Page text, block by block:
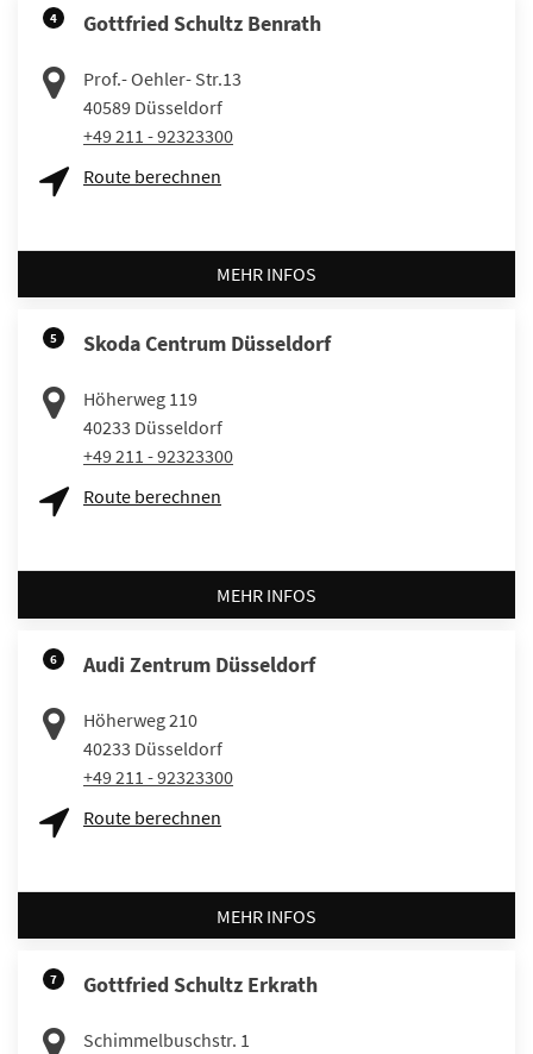
4 Gottfried Schultz Benrath
Prof.- Oehler- Str.13
40589 Düsseldorf
+49 211 - 92323300
Route berechnen
MEHR INFOS
5 Skoda Centrum Düsseldorf
Höherweg 119
40233 Düsseldorf
+49 211 - 92323300
Route berechnen
MEHR INFOS
6 Audi Zentrum Düsseldorf
Höherweg 210
40233 Düsseldorf
+49 211 - 92323300
Route berechnen
MEHR INFOS
7 Gottfried Schultz Erkrath
Schimmelbuschstr. 1